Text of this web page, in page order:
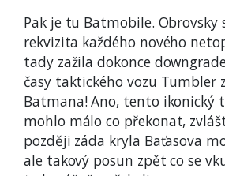
Pak je tu Batmobile. Obrovsky
rekvizita každého nového
tady zažila dokonce
časy taktického vozu Tumbler
Batmana! Ano, tento ikonický
mohlo málo co překonat,
později záda kryla Baťasova
ale takový posun zpět co se